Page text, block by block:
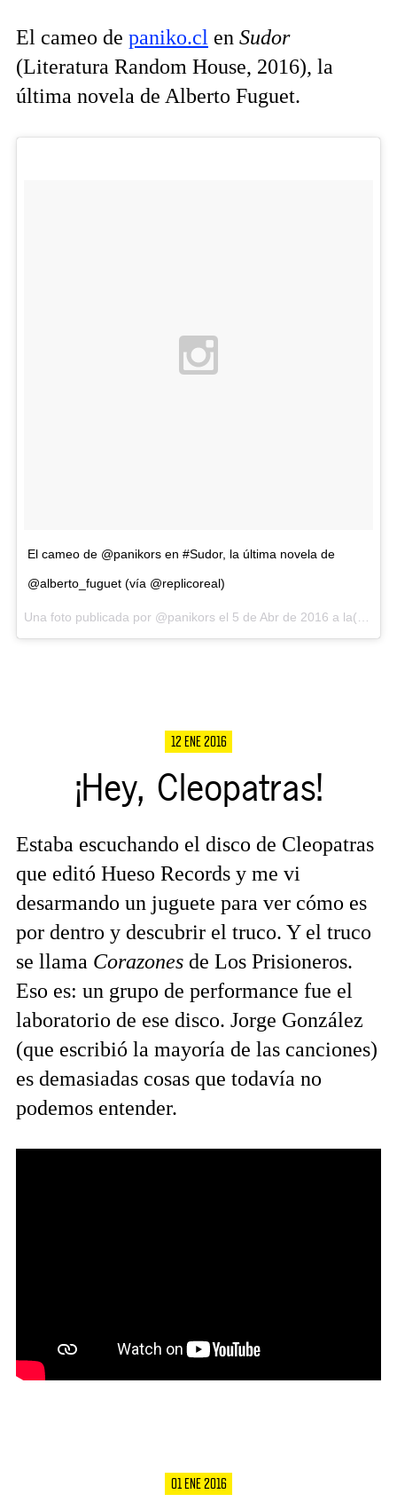
El cameo de paniko.cl en Sudor
(Literatura Random House, 2016), la
última novela de Alberto Fuguet.
El cameo de @panikors en #Sudor, la última novela de
@alberto_fuguet (vía @replicoreal)
Una foto publicada por @panikors el 5 de Abr de 2016 a la(s) 6:08 PDT
12 ENE 2016
¡Hey, Cleopatras!
Estaba escuchando el disco de Cleopatras
que editó Hueso Records y me vi
desarmando un juguete para ver cómo es
por dentro y descubrir el truco. Y el truco
se llama Corazonesde Los Prisioneros.
Eso es: un grupo de performance fue el
laboratorio de ese disco. Jorge González
(que escribió la mayoría de las canciones)
es demasiadas cosas que todavía no
podemos entender.
01 ENE 2016